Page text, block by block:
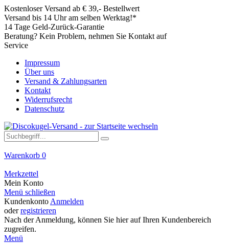
Kostenloser Versand ab € 39,- Bestellwert
Versand bis 14 Uhr am selben Werktag!*
14 Tage Geld-Zurück-Garantie
Beratung? Kein Problem, nehmen Sie Kontakt auf
Service
Impressum
Über uns
Versand & Zahlungsarten
Kontakt
Widerrufsrecht
Datenschutz
Warenkorb 0
Merkzettel
Mein Konto
Menü schließen
Kundenkonto Anmelden
oderregistrieren
Nach der Anmeldung, können Sie hier auf Ihren Kundenbereich
zugreifen.
Menü